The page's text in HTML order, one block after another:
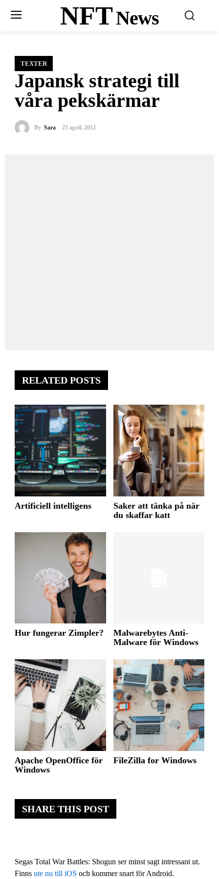
NFTNews
TEXTER
Japansk strategi till
våra pekskärmar
By Sara 23 april, 2012
SHARE THIS POST
Segas Total War Battles: Shogun ser minst sagt intressant ut.
Finns ute nu till iOS och kommer snart för Android.
RELATED POSTS
Artificiell intelligens
Saker att tänka på när
du skaffar katt
Hur fungerar Zimpler?
Malwarebytes Anti-
Malware för Windows
Apache OpenOffice för
Windows
FileZilla for Windows